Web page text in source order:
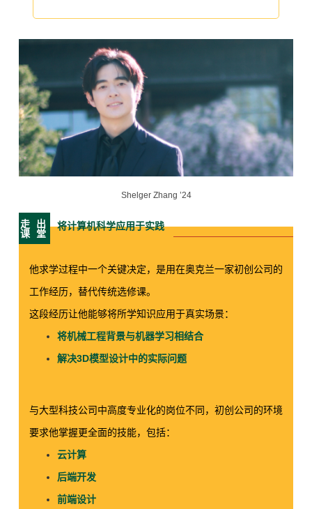
Shelger Zhang ’24
走
课
出
堂
将计算机科学应用于实践
他求学过程中一个关键决定，是用在奥克兰一家初创公司的
工作经历，替代传统选修课。
这段经历让他能够将所学知识应用于真实场景：
将机械工程背景与机器学习相结合
解决3D模型设计中的实际问题
与大型科技公司中高度专业化的岗位不同，初创公司的环境
要求他掌握更全面的技能，包括：
云计算
后端开发
前端设计